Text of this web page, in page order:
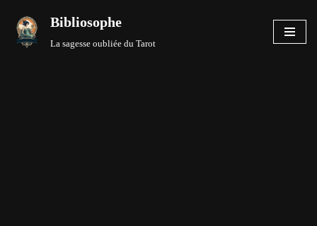
Aller
Bibliosophe
La sagesse oubliée du Tarot